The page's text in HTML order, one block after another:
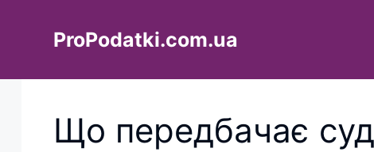
ProPodatki.com.ua
Що передбачає